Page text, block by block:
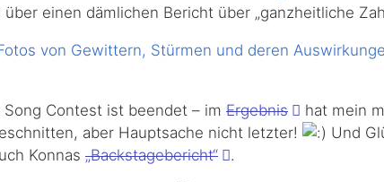
einen dämlichen Bericht über „ganzheitliche
von Gewittern, Stürmen und deren
Contest ist beendet – im Ergebnis
hat mein
aber Hauptsache nicht letzter!
Und
Konnas „Backstagebericht“ .